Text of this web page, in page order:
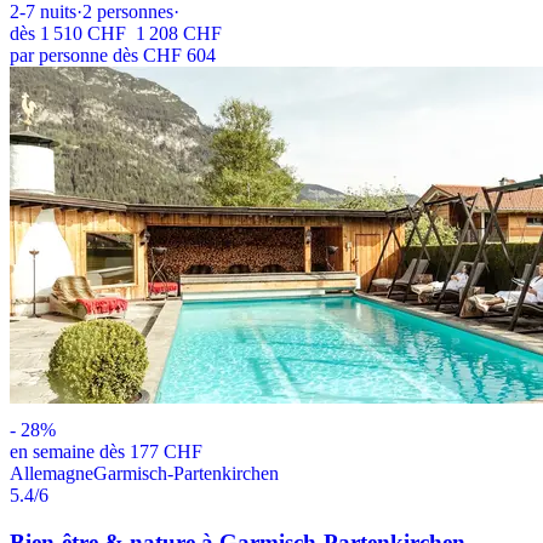
2-7 nuits·2 personnes·
dès 1 510 CHF 1 208 CHF
par personne dès CHF 604
- 28%
en semaine dès 177 CHF
AllemagneGarmisch-Partenkirchen
5.4/6